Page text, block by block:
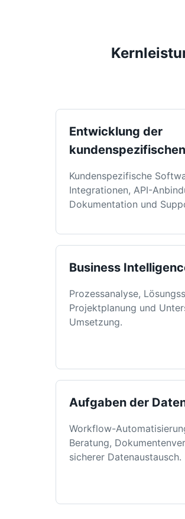
Entwicklung der
Kundenspezifische
Integrationen, API-
Dokumentation und
Business
Prozessanalyse,
Projektplanung und
Umsetzung.
Aufgaben der
Workflow-
Beratung,
sicherer Datenaustausch.